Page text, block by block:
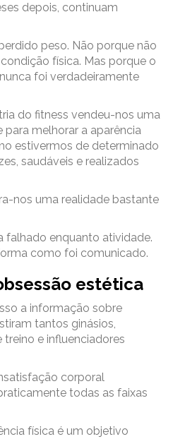
depois, continuam
peso. Não porque não
física. Mas porque o
foi verdadeiramente
do fitness vendeu-nos uma
para melhorar a aparência
estivermos de determinado
saudáveis e realizados
nos uma realidade bastante
falhado enquanto atividade.
como foi comunicado.
estética
a informação sobre
tantos ginásios,
e influenciadores
corporal
todas as faixas
física é um objetivo